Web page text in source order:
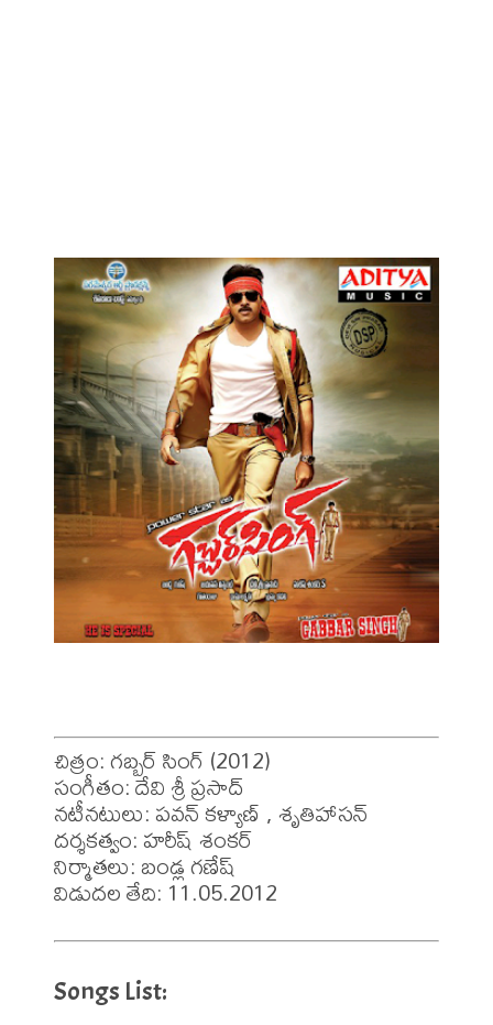
చిత్రం: గబ్బర్ సింగ్ (2012)
సంగీతం: దేవి శ్రీ ప్రసాద్
నటీనటులు: పవన్ కళ్యాణ్ , శృతిహాసన్
దర్శకత్వం: హరీష్ శంకర్
నిర్మాతలు: బండ్ల గణేష్